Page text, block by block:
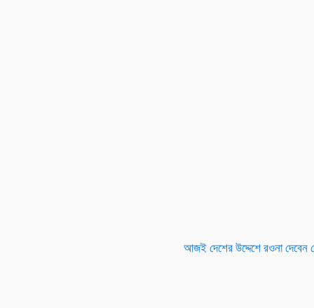
আজই দেশের উদ্দেশে রওনা দেবেন